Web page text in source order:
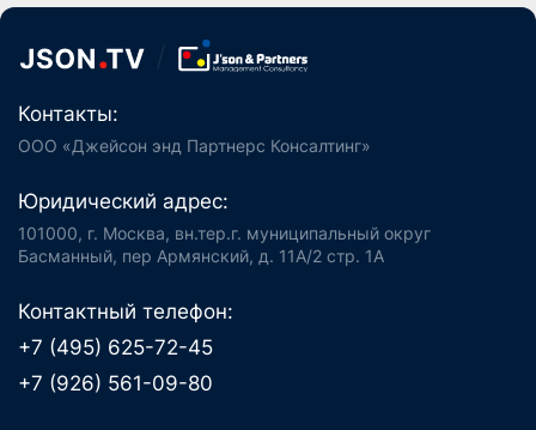
Контакты:
ООО «Джейсон энд Партнерс Консалтинг»
Юридический адрес:
101000, г. Москва, вн.тер.г. муниципальный округ
Басманный, пер Армянский, д. 11А/2 стр. 1А
Контактный телефон:
+7 (495) 625-72-45
+7 (926) 561-09-80